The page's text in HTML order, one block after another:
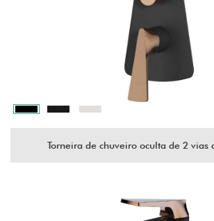
Torneira de chuveiro oculta de 2 vias